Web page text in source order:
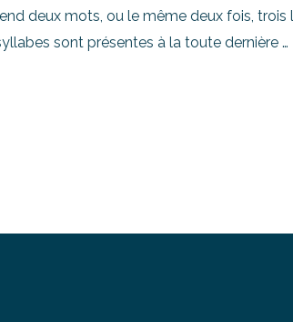
deux mots, ou le même deux fois,
sont présentes à la toute dernière …